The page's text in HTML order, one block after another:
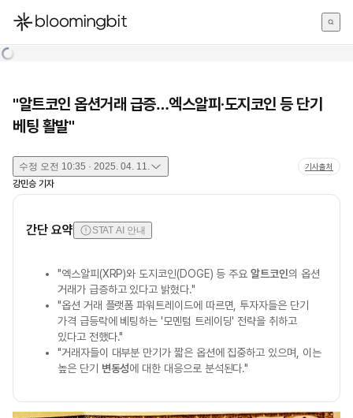
한국어
"알트코인 옵션거래 급증…엑스알피·도지코인 등 단기
베팅 활발"
수정 오전 10:35 · 2025. 04. 11. 기사출처
강민승 기자
간단 요약 STAT AI 안내
"엑스알피(XRP)와 도지코인(DOGE) 등 주요알트코인의 옵션
거래가 급증하고 있다고 밝혔다."
"옵션 거래 플랫폼 파워트레이드에 따르면, 투자자들은 단기
가격 급등락에 베팅하는 '모멘텀 트레이딩' 전략을 취하고
있다고 전했다."
"거래자들이 대부분 만기가 짧은 옵션에 집중하고 있으며, 이는
높은 단기 변동성에 대한 대응으로 분석된다."